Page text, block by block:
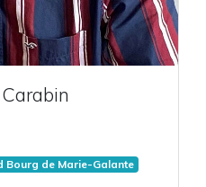
Carabin
Bourg de Marie-Galante